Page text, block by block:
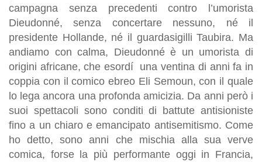
campagna senza precedenti contro l’umorista
Dieudonné, senza concertare nessuno, né il
presidente Hollande, né il guardasigilli Taubira. Ma
andiamo con calma, Dieudonné è un umorista di
origini africane, che esordí una ventina di anni fa in
coppia con il comico ebreo Eli Semoun, con il quale
lo lega ancora una profonda amicizia. Da anni però i
suoi spettacoli sono conditi di battute antisioniste
fino a un chiaro e emancipato antisemitismo. Come
ho detto, sono anni che mischia alla sua verve
comica, forse la più performante oggi in Francia,